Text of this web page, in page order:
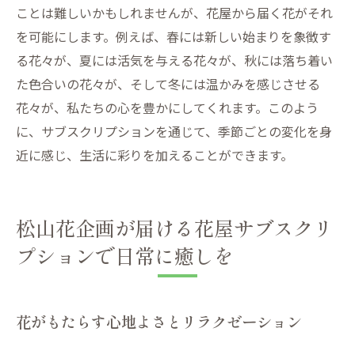
ことは難しいかもしれませんが、花屋から届く花がそれ
を可能にします。例えば、春には新しい始まりを象徴す
る花々が、夏には活気を与える花々が、秋には落ち着い
た色合いの花々が、そして冬には温かみを感じさせる
花々が、私たちの心を豊かにしてくれます。このよう
に、サブスクリプションを通じて、季節ごとの変化を身
近に感じ、生活に彩りを加えることができます。
松山花企画が届ける花屋サブスクリ
プションで日常に癒しを
花がもたらす心地よさとリラクゼーション